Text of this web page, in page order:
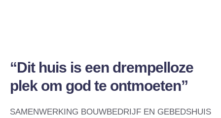
“Dit huis is een drempelloze
plek om god te ontmoeten”
SAMENWERKING BOUWBEDRIJF EN GEBEDSHUIS